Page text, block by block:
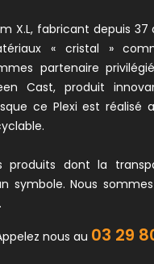
X.L, fabricant depuis
« cristal »
partenaire
Cast, produit
ce Plexi est réalisé
produits dont la
symbole. Nous
nous au 03 29